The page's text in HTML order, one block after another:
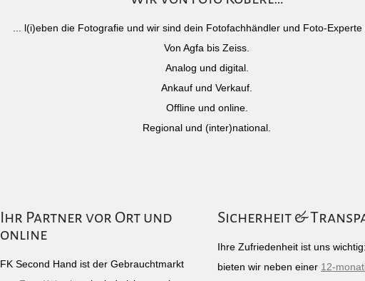
... l(i)eben die Fotografie und wir sind dein Fotofachhändler und Foto-Experte
Von Agfa bis Zeiss.
Analog und digital.
Ankauf und Verkauf.
Offline und online.
Regional und (inter)national.
Ihr Partner vor Ort und
online
FK Second Hand ist der Gebrauchtmarkt
Sicherheit &
Ihre Zufriedenheit ist uns
bieten wir neben einer 12-